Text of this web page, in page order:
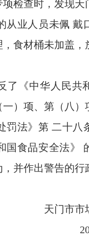
检查时，发现天
从业人员未佩 戴
食材桶未加盖，
了《中华人民共
）项、第（八）
罚法》第 二十八
食品安全法》
并作出警告的行
天门市市